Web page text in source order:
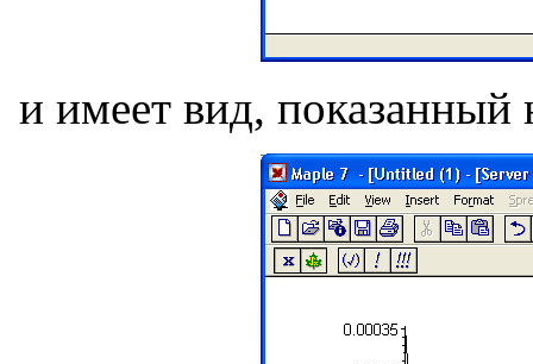
и имеет вид, показанный